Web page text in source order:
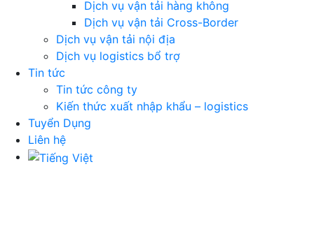
Dịch vụ vận tải hàng không
Dịch vụ vận tải Cross-Border
Dịch vụ vận tải nội địa
Dịch vụ logistics bổ trợ
Tin tức
Tin tức công ty
Kiến thức xuất nhập khẩu – logistics
Tuyển Dụng
Liên hệ